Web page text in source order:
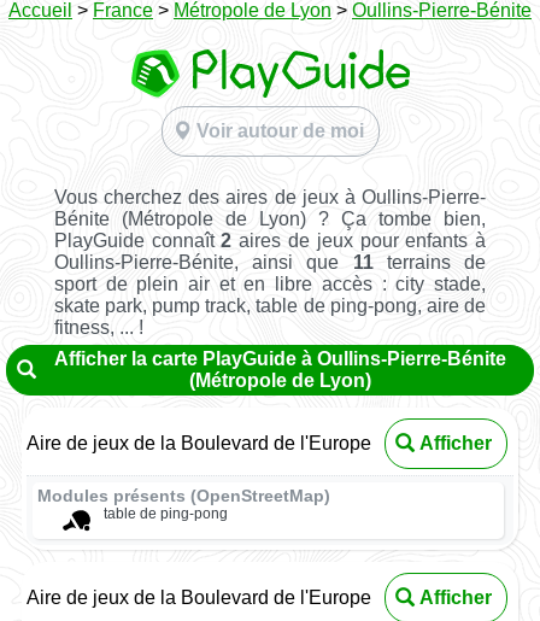
Accueil > France > Métropole de Lyon > Oullins-Pierre-Bénite
Voir autour de moi
Vous cherchez des aires de jeux à Oullins-Pierre-
Bénite (Métropole de Lyon) ? Ça tombe bien,
PlayGuide connaît2 aires de jeux pour enfants à
Oullins-Pierre-Bénite, ainsi que 11terrains de
sport de plein air et en libre accès : city stade,
skate park, pump track, table de ping-pong, aire de
fitness, ... !
Afficher la carte PlayGuide à Oullins-Pierre-Bénite
(Métropole de Lyon)
Aire de jeux de la Boulevard de l'Europe Afficher
Modules présents (OpenStreetMap)
table de ping-pong
Aire de jeux de la Boulevard de l'Europe Afficher